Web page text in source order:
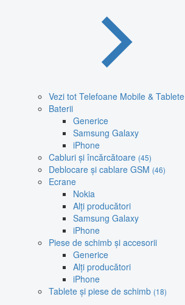
Vezi tot Telefoane Mobile & Tablete
Baterii
Generice
Samsung Galaxy
iPhone
Cabluri și încărcătoare (45)
Deblocare și cablare GSM (46)
Ecrane
Nokia
Alți producători
Samsung Galaxy
iPhone
Piese de schimb și accesorii
Generice
Alți producători
iPhone
Tablete și piese de schimb (18)